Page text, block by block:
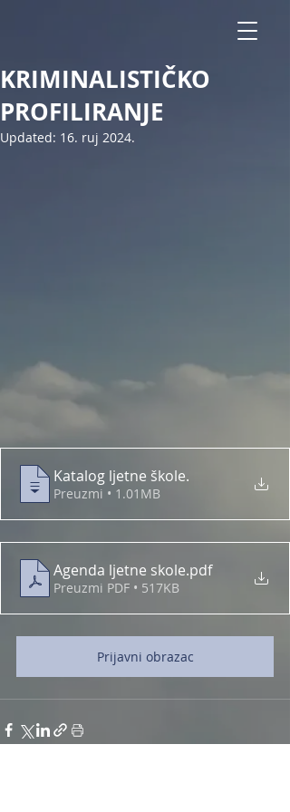
KRIMINALISTIČKO
PROFILIRANJE
Updated: 16. ruj 2024.
Katalog ljetne škole.
Preuzmi • 1.01MB
Agenda ljetne skole.pdf
Preuzmi PDF • 517KB
Prijavni obrazac